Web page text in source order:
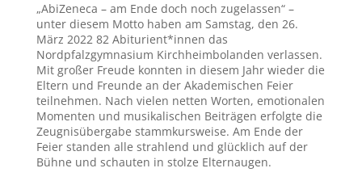
„AbiZeneca – am Ende doch noch zugelassen“ –
unter diesem Motto haben am Samstag, den 26.
März 2022 82 Abiturient*innen das
Nordpfalzgymnasium Kirchheimbolanden verlassen.
Mit großer Freude konnten in diesem Jahr wieder die
Eltern und Freunde an der Akademischen Feier
teilnehmen. Nach vielen netten Worten, emotionalen
Momenten und musikalischen Beiträgen erfolgte die
Zeugnisübergabe stammkursweise. Am Ende der
Feier standen alle strahlend und glücklich auf der
Bühne und schauten in stolze Elternaugen.